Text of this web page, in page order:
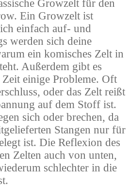
Growzelt für den
Ein Growzelt ist
einfach auf- und
werden sich deine
ein komisches Zelt in
Außerdem gibt es
einige Probleme. Oft
oder das Zelt reißt
auf dem Stoff ist.
sich oder brechen, da
Stangen nur für
ist. Die Reflexion des
Zelten auch von unten,
schlechter in die